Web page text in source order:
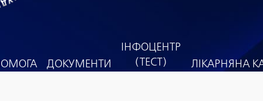
ДОКУМЕНТИ
ІНФОЦЕНТР
(ТЕСТ)
ЛІКАРНЯНА